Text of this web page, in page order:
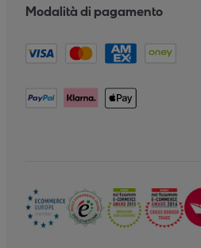
Modalità di pagamento